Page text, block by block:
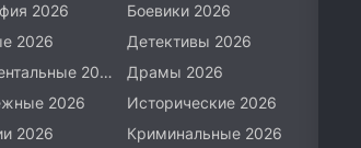
2026
Боевики 2026
2026
Детективы 2026
Документальные 2026
Драмы 2026
2026
Исторические 2026
2026
Криминальные 2026